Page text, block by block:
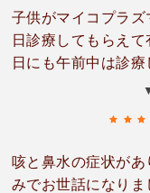
先生がよかったなー
分かりやすくお薬の
ださったりしたこと
子供がマイコプラ
日診療してもらえ
日にも午前中は診
りました。先生、
た。何回も痛い検査
かけして下さる優
咳と鼻水の症状が
みでお世話になり